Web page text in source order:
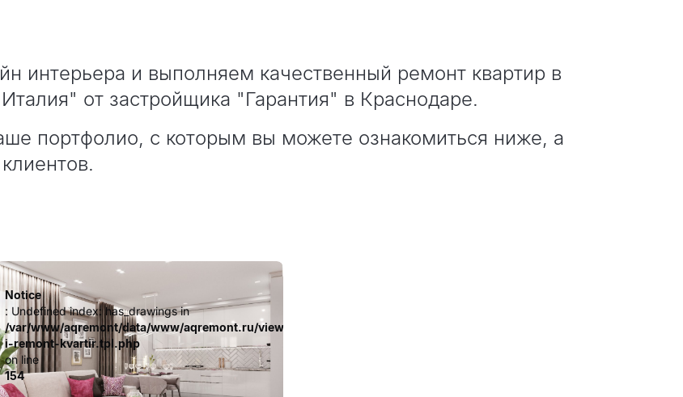
интерьера и выполняем качественный ремонт квартир в
от застройщика "Гарантия" в Краснодаре.
портфолио, с которым вы можете ознакомиться ниже, а
ca23d591d3fd8044c55329b97dcde4d44cdb3e9e.file.dizayn-
Notice
: Undefined index: has_drawings in
/var/www/aqremont/data/www/aqremont.ru/view/templates_c/
i-remont-kvartir.tpl.php
on line
154